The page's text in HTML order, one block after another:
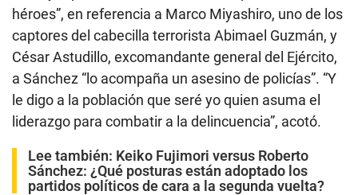
héroes”, en referencia a Marco Miyashiro, uno de los
captores del cabecilla terrorista Abimael Guzmán, y
César Astudillo, excomandante general del Ejército,
a Sánchez “lo acompaña un asesino de policías”. “Y
le digo a la población que seré yo quien asuma el
liderazgo para combatir a la delincuencia”, acotó.
Lee también: Keiko Fujimori versus Roberto
Sánchez: ¿Qué posturas están adoptado los
partidos políticos de cara a la segunda vuelta?